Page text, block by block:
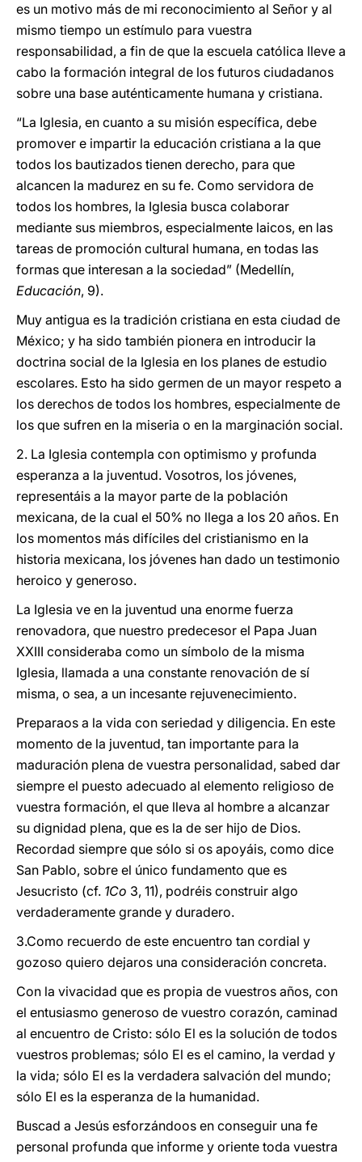
es un motivo más de mi reconocimiento al Señor y al
mismo tiempo un estímulo para vuestra
responsabilidad, a fin de que la escuela católica lleve a
cabo la formación integral de los futuros ciudadanos
sobre una base auténticamente humana y cristiana.
“La Iglesia, en cuanto a su misión específica, debe
promover e impartir la educación cristiana a la que
todos los bautizados tienen derecho, para que
alcancen la madurez en su fe. Como servidora de
todos los hombres, la Iglesia busca colaborar
mediante sus miembros, especialmente laicos, en las
tareas de promoción cultural humana, en todas las
formas que interesan a la sociedad” (Medellín,
Educación, 9).
Muy antigua es la tradición cristiana en esta ciudad de
México; y ha sido también pionera en introducir la
doctrina social de la Iglesia en los planes de estudio
escolares. Esto ha sido germen de un mayor respeto a
los derechos de todos los hombres, especialmente de
los que sufren en la miseria o en la marginación social.
2. La Iglesia contempla con optimismo y profunda
esperanza a la juventud. Vosotros, los jóvenes,
representáis a la mayor parte de la población
mexicana, de la cual el 50% no llega a los 20 años. En
los momentos más difíciles del cristianismo en la
historia mexicana, los jóvenes han dado un testimonio
heroico y generoso.
La Iglesia ve en la juventud una enorme fuerza
renovadora, que nuestro predecesor el Papa Juan
XXIII consideraba como un símbolo de la misma
Iglesia, llamada a una constante renovación de sí
misma, o sea, a un incesante rejuvenecimiento.
Preparaos a la vida con seriedad y diligencia. En este
momento de la juventud, tan importante para la
maduración plena de vuestra personalidad, sabed dar
siempre el puesto adecuado al elemento religioso de
vuestra formación, el que lleva al hombre a alcanzar
su dignidad plena, que es la de ser hijo de Dios.
Recordad siempre que sólo si os apoyáis, como dice
San Pablo, sobre el único fundamento que es
Jesucristo (cf. 1Co 3, 11), podréis construir algo
verdaderamente grande y duradero.
3.Como recuerdo de este encuentro tan cordial y
gozoso quiero dejaros una consideración concreta.
Con la vivacidad que es propia de vuestros años, con
el entusiasmo generoso de vuestro corazón, caminad
al encuentro de Cristo: sólo El es la solución de todos
vuestros problemas; sólo El es el camino, la verdad y
la vida; sólo El es la verdadera salvación del mundo;
sólo El es la esperanza de la humanidad.
Buscad a Jesús esforzándoos en conseguir una fe
personal profunda que informe y oriente toda vuestra